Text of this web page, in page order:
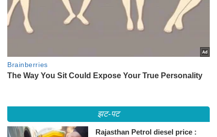
झट-पट
Rajasthan Petrol diesel price :